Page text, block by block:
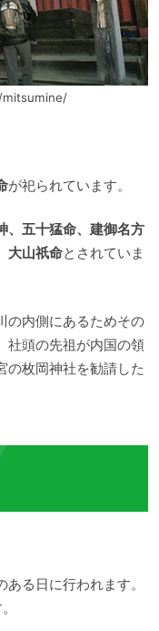
が祀られています。
、五十猛命、建御名方
大山祇命とされていま
の内側にあるためその
社頭の先祖が内国の領
の枚岡神社を勧請した
る日に行われます。